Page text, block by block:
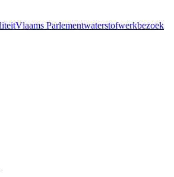
Vlaams Parlementwaterstofwerkbezoek